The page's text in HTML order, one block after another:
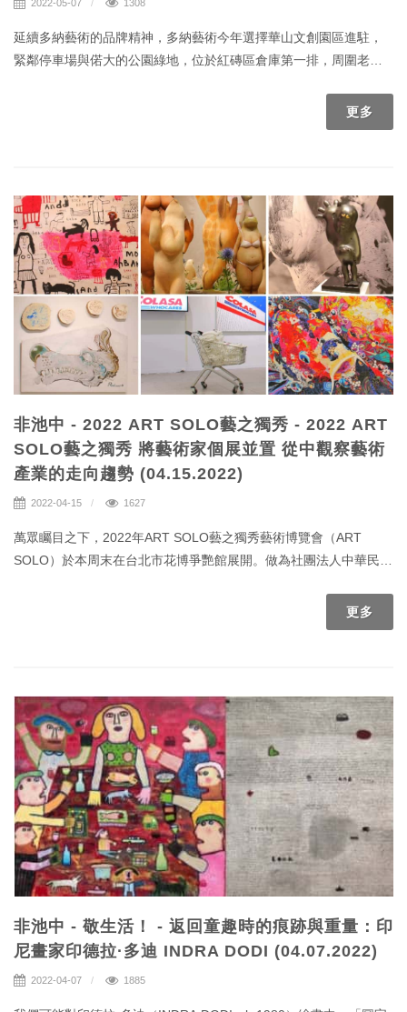
2022-05-07 1308
延續多納藝術的品牌精神，多納藝術今年選擇華山文創園區進駐，
緊鄰停車場與偌大的公園綠地，位於紅磚區倉庫第一排，周圍老樹
試圖將商業畫廊既定的營運範疇，擴增為公開共享的基地，為藝術
市場投出無限可能的問路石，整合藝術、文創設計、策展、收藏、
更多
非池中 - 2022 ART SOLO藝之獨秀 - 2022 ART
SOLO藝之獨秀 將藝術家個展並置 從中觀察藝術
產業的走向趨勢 (04.15.2022)
2022-04-15 1627
萬眾矚目之下，2022年ART SOLO藝之獨秀藝術博覽會（ART
SOLO）於本周末在台北市花博爭艷館展開。做為社團法人中華民國
博覽會，ART SOLO不僅僅分享了優秀的藝術品和新的藝博會模
式，也提供了台灣藝術產業許多可供觀察之處。那麼，「個展X展版
更多
非池中 - 敬生活！ - 返回童趣時的痕跡與重量：印
尼畫家印德拉·多迪 INDRA DODI (04.07.2022)
2022-04-07 1885